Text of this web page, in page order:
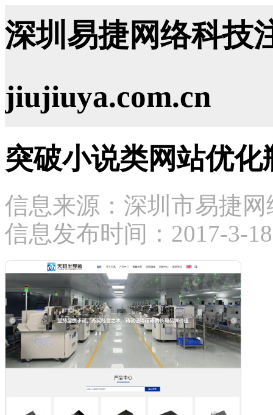
深圳易捷网络科技
jiujiuya.com.cn
突破小说类网站优
信息来源：深圳市易捷
信息发布时间：2017-3-